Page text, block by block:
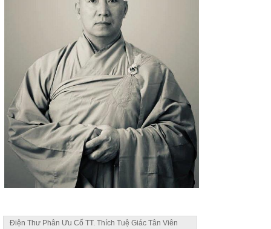
Điện Thư Phân Ưu Cố TT. Thích Tuệ Giác Tân Viên